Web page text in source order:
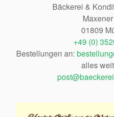
Bäckerei &
01809
+49 (0)
Bestellungen an:
alles